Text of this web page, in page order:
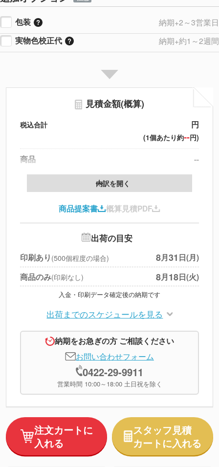
包装
納期+2～3営業日
実物色校正代
納期+約1～2週間
見積金額(概算)
税込合計 円
(1個あたり約--円)
商品
--
製版代
印刷代
北海道・沖縄・離島 別途
※上記小計は税別です
内訳を開く
商品提案書 概算見積PDF
出荷の目安
印刷あり (500個程度の場合) 8月31 日(月)
商品のみ(印刷なし) 8月18日(火)
入金・印刷データ確定後の納期です
出荷までのスケジュールを見る
納期をお急ぎの方 ご相談ください
お問い合わせフォーム
0422-29-9911
営業時間 10:00～18:00 土日祝を除く
注文カートに
入れる
スタッフ見積
カートに入れる